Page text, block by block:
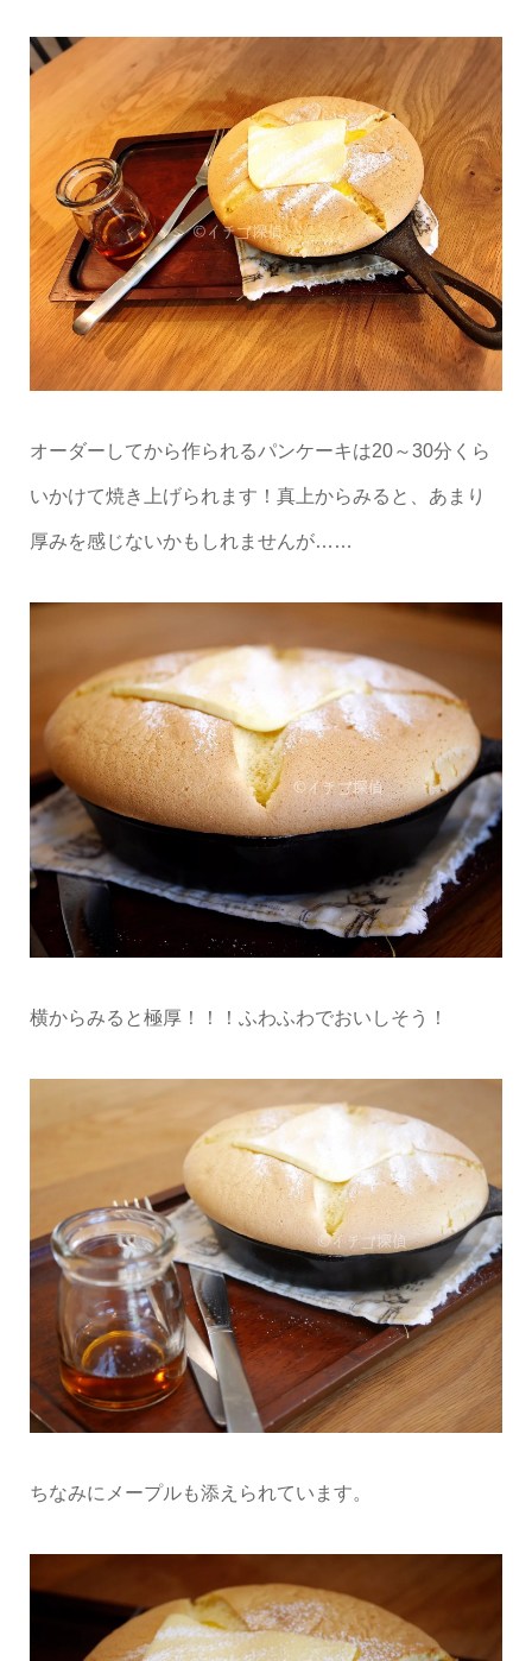
オーダーしてから作られるパンケーキは20～30分くら
いかけて焼き上げられます！真上からみると、あまり
厚みを感じないかもしれませんが……
横からみると極厚！！！ふわふわでおいしそう！
ちなみにメープルも添えられています。